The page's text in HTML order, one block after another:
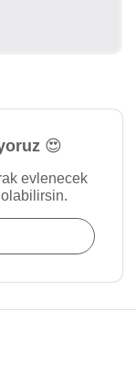
😍
evlenecek
olabilirsin.